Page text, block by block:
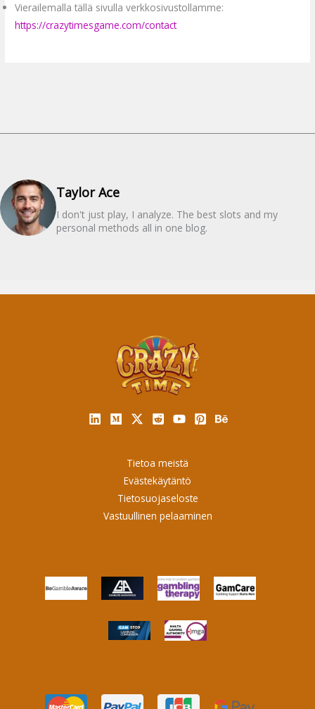
Vierailemalla tällä sivulla verkkosivustollamme:
https://crazytimesgame.com/contact
Taylor Ace
I don't just play, I analyze. The best slots and my
personal methods all in one blog.
Tietoa meistä
Evästekäytäntö
Tietosuojaseloste
Vastuullinen pelaaminen